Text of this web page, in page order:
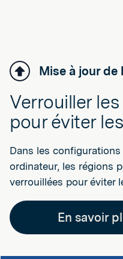
Mise à jour
Verrouiller
pour éviter
Dans les
ordinateur, les régions
verrouillées pour éviter
En savoir